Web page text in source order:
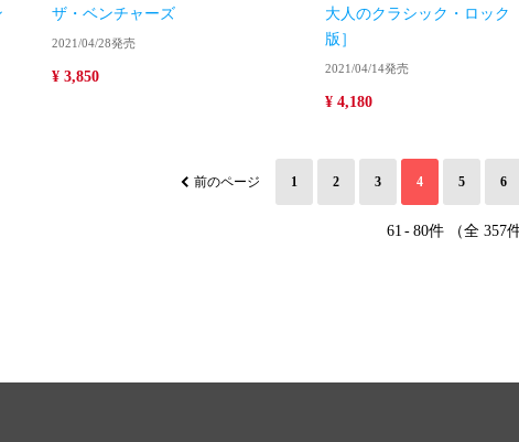
ザ・ベンチャーズ
2021/04/28発売
¥ 3,850
大人のクラシック・ロック
版］
2021/04/14発売
¥ 4,180
前のページ 1 2 3 4 5 6
61 - 80件 （全 357件